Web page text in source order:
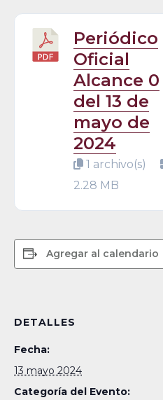
Periódico
Oficial
Alcance 0
del 13 de
mayo de
2024
1 archivo(s)
2.28 MB
Agregar al calendario
DETALLES
Fecha:
13 mayo 2024
Categoría del Evento: